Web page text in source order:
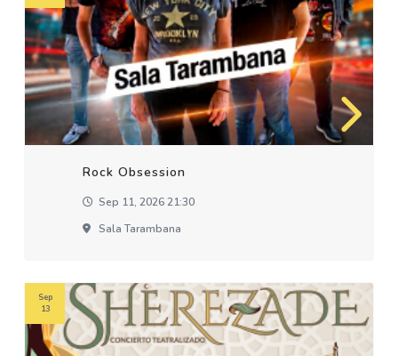
Rock Obsession
Sep 11, 2026 21:30
Sala Tarambana
Sep
13